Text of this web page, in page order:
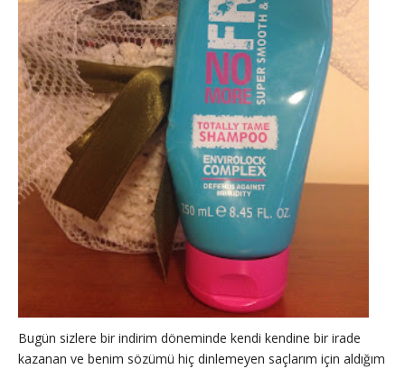
Bugün sizlere bir indirim döneminde kendi kendine bir irade
kazanan ve benim sözümü hiç dinlemeyen saçlarım için aldığım